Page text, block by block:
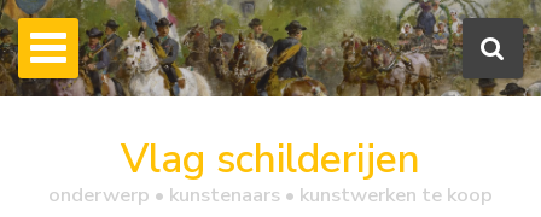
Vlag schilderijen
onderwerp • kunstenaars • kunstwerken te koop